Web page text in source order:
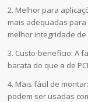
2. Melhor para
mais adequadas
melhor integridade
3. Custo-benefício: A
barata do que a de
4. Mais fácil de
podem ser usadas